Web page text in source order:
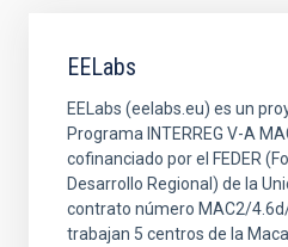
EELabs
EELabs (eelabs.eu) es un
Programa INTERREG V-A
cofinanciado por el FEDER
Desarrollo Regional) de la
contrato número MAC2/
trabajan 5 centros de la